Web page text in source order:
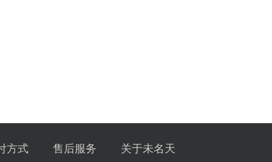
方式 售后服务 关于未名天